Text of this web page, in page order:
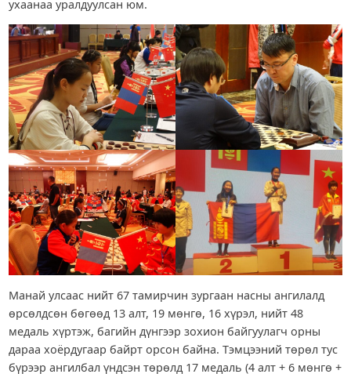
ухаанаа уралдуулсан юм.
Манай улсаас нийт 67 тамирчин зургаан насны ангилалд
өрсөлдсөн бөгөөд 13 алт, 19 мөнгө, 16 хүрэл, нийт 48
медаль хүртэж, багийн дүнгээр зохион байгуулагч орны
дараа хоёрдугаар байрт орсон байна. Тэмцээний төрөл тус
бүрээр ангилбал үндсэн төрөлд 17 медаль (4 алт + 6 мөнгө +